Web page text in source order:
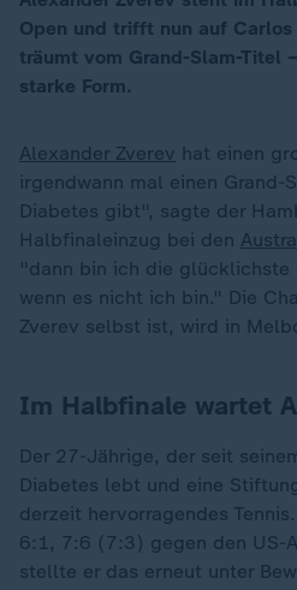
Open und trifft nun auf Carlos
träumt vom Grand-Slam-Titel
starke Form.
Alexander Zverev hat einen
irgendwann mal einen Grand-
Diabetes gibt", sagte der
Halbfinaleinzug bei den
"dann bin ich die glücklichste
wenn es nicht ich bin." Die
Zverev selbst ist, wird in
Im Halbfinale wartet
Der 27-Jährige, der seit
Diabetes lebt und eine
derzeit hervorragendes
6:1, 7:6 (7:3) gegen den US-
stellte er das erneut unter